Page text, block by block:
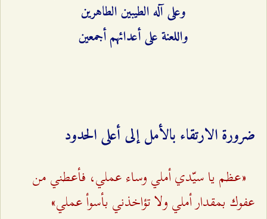
وعلى آله الطيبين الطاهرين
واللعنة على أعدائهم أجمعين
ضرورة الارتقاء بالأمل إلى أعلى الحدود
«عظم يا سيّدي أملي وساء عملي، فأعطني من
عفوك بمقدار أملي ولا تؤاخذني بأسوأ عملي»